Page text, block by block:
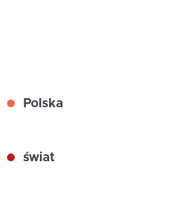
Polska
świat